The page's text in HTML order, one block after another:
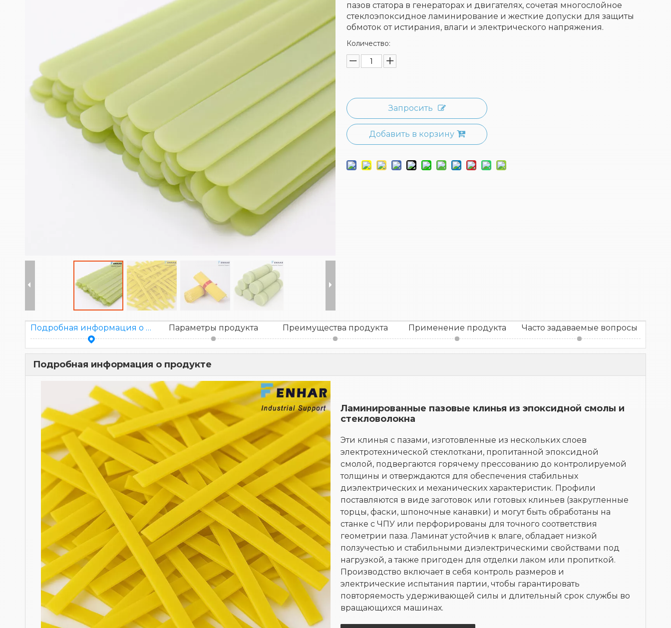
пазов статора в генераторах и двигателях, сочетая многослойное
стеклоэпоксидное ламинирование и жесткие допуски для защиты
обмоток от истирания, влаги и электрического напряжения.
Количество:
Запросить
Добавить в корзину
Подробная информация о продукте Параметры продукта Преимущества продукта Применение продукта Часто задаваемые вопросы
Подробная информация о продукте
Ламинированные пазовые клинья из эпоксидной смолы и
стекловолокна
Эти клинья с пазами, изготовленные из нескольких слоев
электротехнической стеклоткани, пропитанной эпоксидной
смолой, подвергаются горячему прессованию до контролируемой
толщины и отверждаются для обеспечения стабильных
диэлектрических и механических характеристик. Профили
поставляются в виде заготовок или готовых клиньев (закругленные
торцы, фаски, шпоночные канавки) и могут быть обработаны на
станке с ЧПУ или перфорированы для точного соответствия
геометрии паза. Ламинат устойчив к влаге, обладает низкой
ползучестью и стабильными диэлектрическими свойствами под
нагрузкой, а также пригоден для отделки лаком или пропиткой.
Производство включает в себя контроль размеров и
электрические испытания партии, чтобы гарантировать
повторяемость удерживающей силы и длительный срок службы во
вращающихся машинах.